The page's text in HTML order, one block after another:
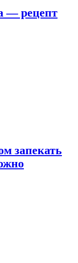
— рецепт
запекать